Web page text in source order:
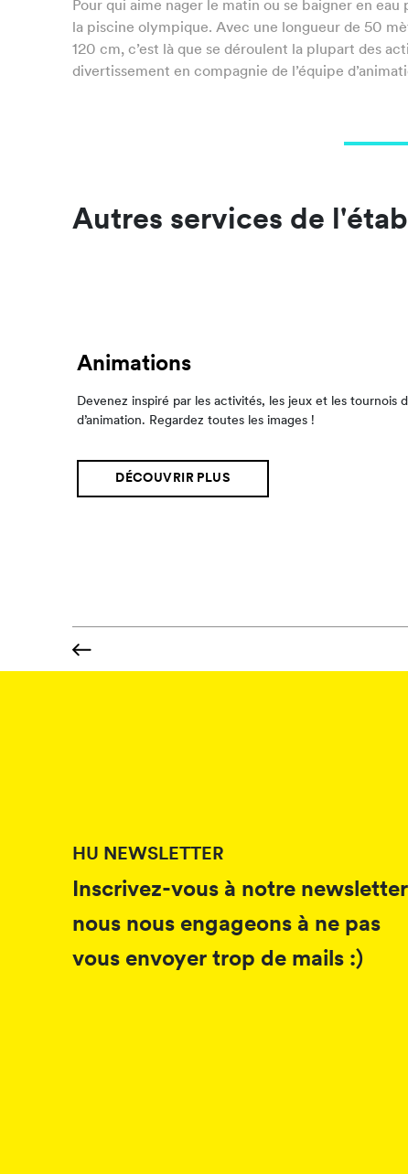
Pour qui aime nager le matin ou se baigner en
la piscine olympique. Avec une longueur de 50
120 cm, c’est là que se déroulent la plupart des
divertissement en compagnie de l’équipe
Autres services de
Animations
Devenez inspiré par les activités, les jeux et les tournois
d’animation. Regardez toutes les images !
DÉCOUVRIR PLUS
Restauration et supérette
Vous en avez déjà l’eau à la bouche ? Découvrez nos
et les boutiques du village.
DÉCOUVRIR PLUS
Sport et loisirs
Parole d’ordre : divertissement ! Jetez un coup d’œil aux
camping.
DÉCOUVRIR PLUS
HU NEWSLETTER
Inscrivez-vous à notre
nous nous engageons à ne pas
vous envoyer trop de mails :)